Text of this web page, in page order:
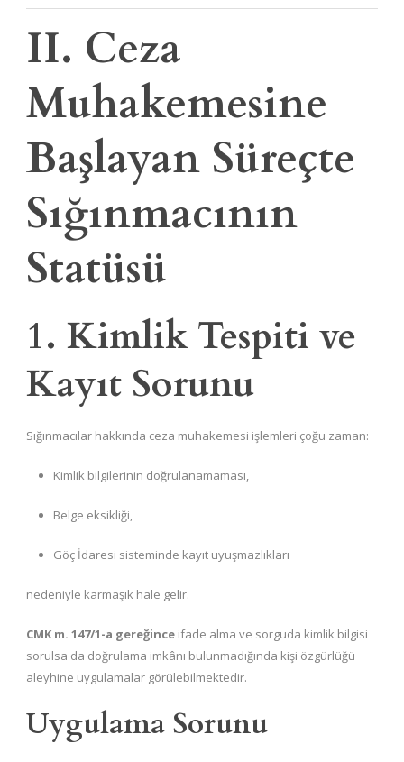
II. Ceza
Muhakemesine
Başlayan Süreçte
Sığınmacının
Statüsü
1. Kimlik Tespiti ve
Kayıt Sorunu
Sığınmacılar hakkında ceza muhakemesi işlemleri çoğu zaman:
Kimlik bilgilerinin doğrulanamaması,
Belge eksikliği,
Göç İdaresi sisteminde kayıt uyuşmazlıkları
nedeniyle karmaşık hale gelir.
CMK m. 147/1-a gereğince ifade alma ve sorguda kimlik bilgisi
sorulsa da doğrulama imkânı bulunmadığında kişi özgürlüğü
aleyhine uygulamalar görülebilmektedir.
Uygulama Sorunu